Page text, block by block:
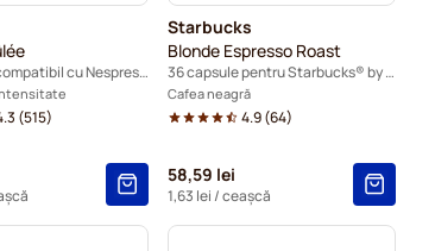
10 capsule compatibil cu Nespresso®
(515)
Starbucks
Blonde Espresso Roast
36 capsule pentru Starbucks® by Nespresso®
Cafea neagră
4.9(64)
58,59 lei
1,63 lei / ceașcă